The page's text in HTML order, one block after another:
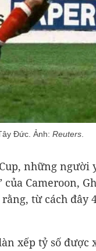
Đức. Ảnh: Reuters
những người
Cameroon,
từ cách đây
xếp tỷ số được